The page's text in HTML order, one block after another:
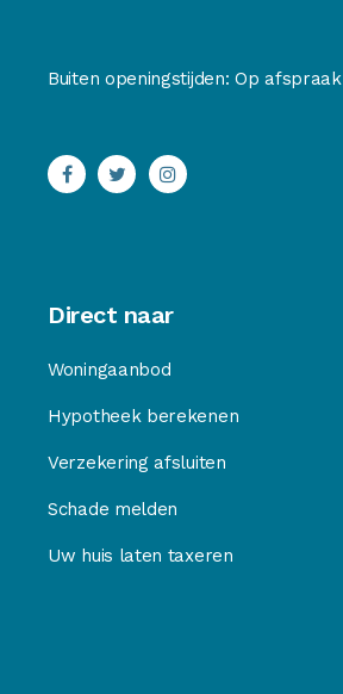
Buiten openingstijden: Op afspraak
Direct naar
Woningaanbod
Hypotheek berekenen
Verzekering afsluiten
Schade melden
Uw huis laten taxeren